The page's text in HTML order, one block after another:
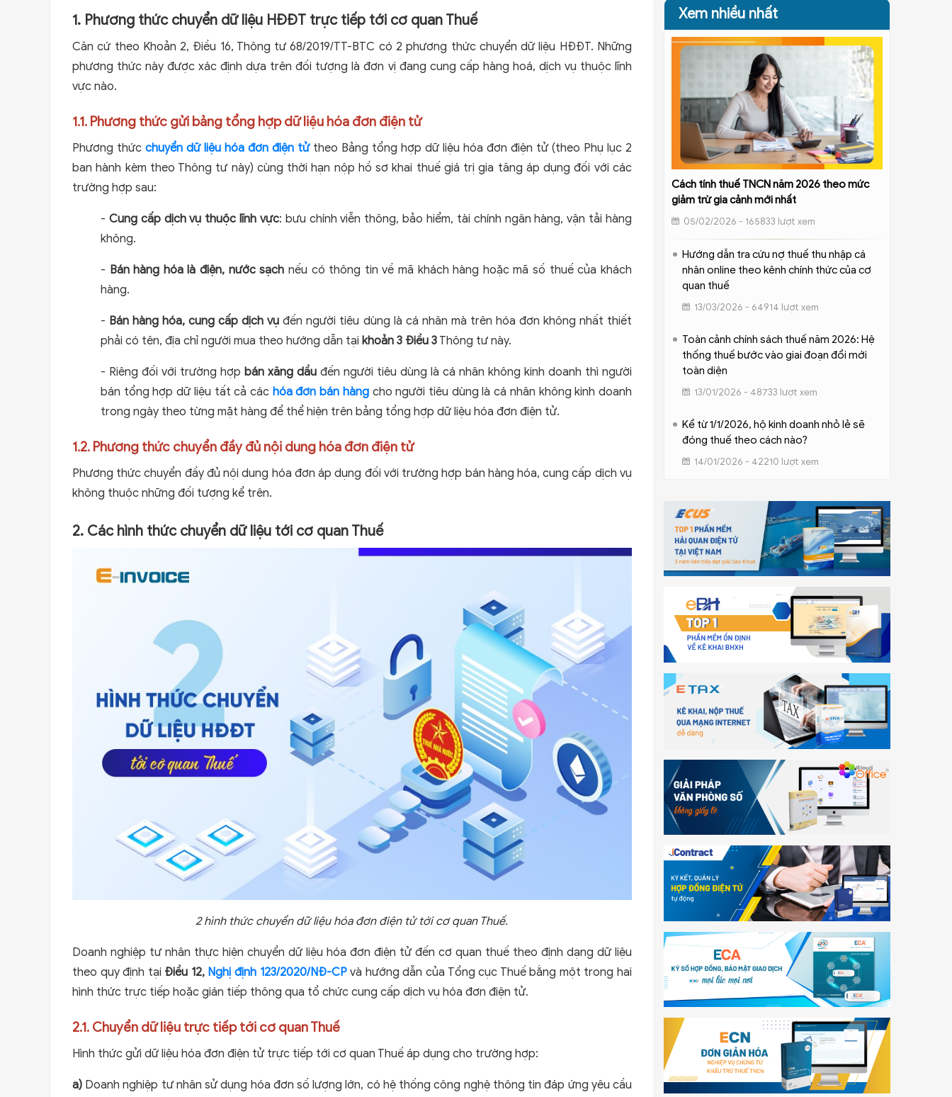
1. Phương thức chuyển dữ liệu HĐĐT trực tiếp tới cơ quan Thuế
Căn cứ theo Khoản 2, Điều 16, Thông tư 68/2019/TT-BTC có 2 phương thức chuyển dữ liệu HĐĐT. Những
phương thức này được xác định dựa trên đối tượng là đơn vị đang cung cấp hàng hoá, dịch vụ thuộc lĩnh
vực nào.
1.1. Phương thức gửi bảng tổng hợp dữ liệu hóa đơn điện tử
Phương thức chuyển dữ liệu hóa đơn điện tử theo Bảng tổng hợp dữ liệu hóa đơn điện tử (theo Phụ lục 2
ban hành kèm theo Thông tư này) cùng thời hạn nộp hồ sơ khai thuế giá trị gia tăng áp dụng đối với các
trường hợp sau:
- Cung cấp dịch vụ thuộc lĩnh vực: bưu chính viễn thông, bảo hiểm, tài chính ngân hàng, vận tải hàng
không.
- Bán hàng hóa là điện, nước sạch nếu có thông tin về mã khách hàng hoặc mã số thuế của khách
hàng.
- Bán hàng hóa, cung cấp dịch vụ đến người tiêu dùng là cá nhân mà trên hóa đơn không nhất thiết
phải có tên, địa chỉ người mua theo hướng dẫn tại khoản 3 Điều 3 Thông tư này.
- Riêng đối với trường hợp bán xăng dầu đến người tiêu dùng là cá nhân không kinh doanh thì người
bán tổng hợp dữ liệu tất cả các hóa đơn bán hàngcho người tiêu dùng là cá nhân không kinh doanh
trong ngày theo từng mặt hàng để thể hiện trên bảng tổng hợp dữ liệu hóa đơn điện tử.
1.2. Phương thức chuyển đầy đủ nội dung hóa đơn điện tử
Phương thức chuyển đầy đủ nội dung hóa đơn áp dụng đối với trường hợp bán hàng hóa, cung cấp dịch vụ
không thuộc những đối tượng kể trên.
2. Các hình thức chuyển dữ liệu tới cơ quan Thuế
2 hình thức chuyển dữ liệu hóa đơn điện tử tới cơ quan Thuế.
Doanh nghiệp tư nhân thực hiện chuyển dữ liệu hóa đơn điện tử đến cơ quan thuế theo định dạng dữ liệu
theo quy định tại Điều 12, Nghị định 123/2020/NĐ-CPvà hướng dẫn của Tổng cục Thuế bằng một trong hai
hình thức trực tiếp hoặc gián tiếp thông qua tổ chức cung cấp dịch vụ hóa đơn điện tử.
2.1. Chuyển dữ liệu trực tiếp tới cơ quan Thuế
Hình thức gửi dữ liệu hóa đơn điện tử trực tiếp tới cơ quan Thuế áp dụng cho trường hợp:
a) Doanh nghiệp tư nhân sử dụng hóa đơn số lượng lớn, có hệ thống công nghệ thông tin đáp ứng yêu cầu
Xem nhiều nhất
Cách tính thuế TNCN năm 2026 theo mức
giảm trừ gia cảnh mới nhất
05/02/2026 - 165833 lượt xem
Hướng dẫn tra cứu nợ thuế thu nhập cá
nhân online theo kênh chính thức của cơ
quan thuế
13/03/2026 - 64914 lượt xem
Toàn cảnh chính sách thuế năm 2026: Hệ
thống thuế bước vào giai đoạn đổi mới
toàn diện
13/01/2026 - 48733 lượt xem
Kể từ 1/1/2026, hộ kinh doanh nhỏ lẻ sẽ
đóng thuế theo cách nào?
14/01/2026 - 42210 lượt xem